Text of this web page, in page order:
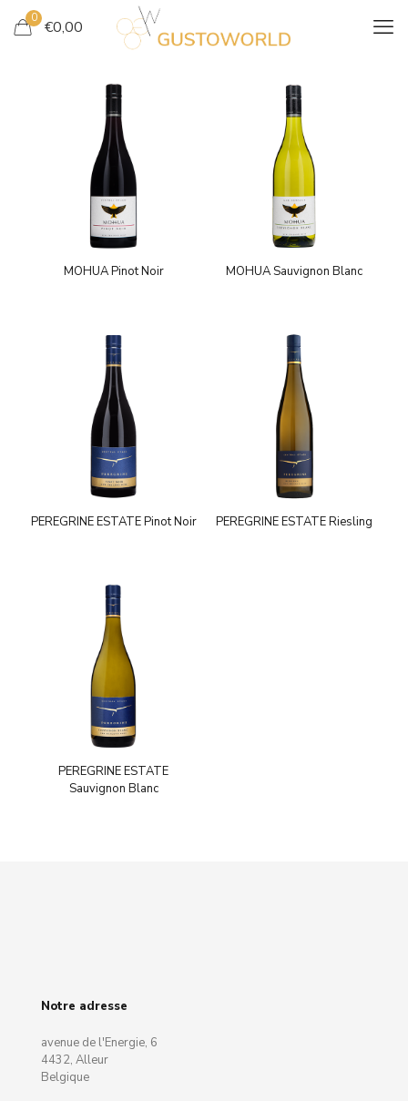
0 €0,00
MOHUA Pinot Noir MOHUA Sauvignon Blanc
PEREGRINE ESTATE Pinot Noir PEREGRINE ESTATE Riesling
PEREGRINE ESTATE
Sauvignon Blanc
Notre adresse
avenue de l'Energie, 6
4432, Alleur
Belgique